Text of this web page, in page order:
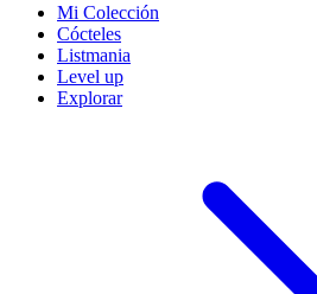
Mi Colección
Cócteles
Listmania
Level up
Explorar